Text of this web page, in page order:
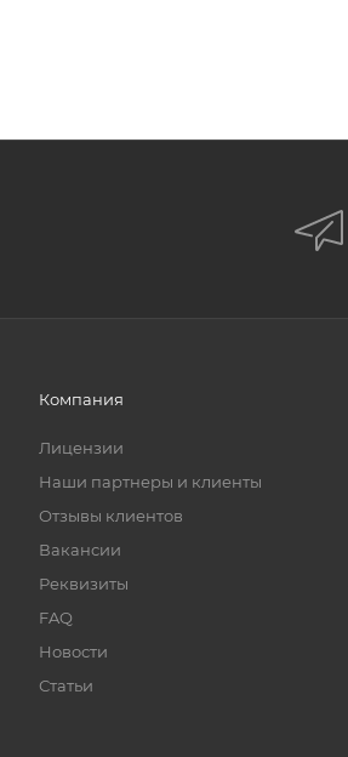
Компания
Лицензии
Наши партнеры и клиенты
Отзывы клиентов
Вакансии
Реквизиты
FAQ
Новости
Статьи